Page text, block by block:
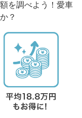
を調べよう！愛車
？